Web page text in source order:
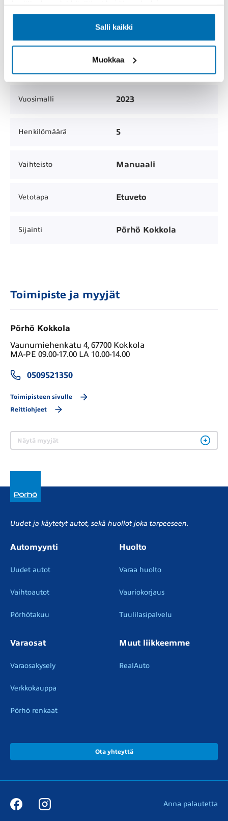
Salli kaikki
Muokkaa
Vuosimalli 2023
Henkilömäärä 5
Vaihteisto Manuaali
Vetotapa Etuveto
Sijainti Pörhö Kokkola
Toimipiste ja myyjät
Pörhö Kokkola
Vaunumiehenkatu 4, 67700 Kokkola
MA-PE 09.00-17.00 LA 10.00-14.00
0509521350
Toimipisteen sivulle
Reittiohjeet
Näytä myyjät
Uudet ja käytetyt autot, sekä huollot joka tarpeeseen.
Automyynti
Uudet autot
Vaihtoautot
Pörhötakuu
Huolto
Varaa huolto
Vauriokorjaus
Tuulilasipalvelu
Varaosat
Varaosakysely
Verkkokauppa
Pörhö renkaat
Muut liikkeemme
RealAuto
Ota yhteyttä
Anna palautetta